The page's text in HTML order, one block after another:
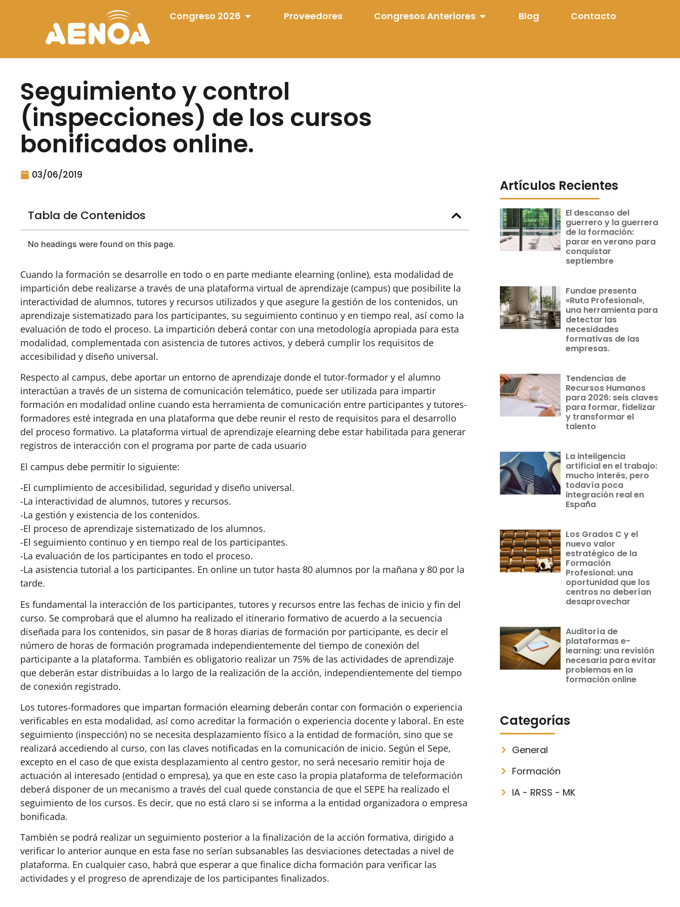
Congreso 2026 Proveedores Congresos Anteriores Blog Contacto
Seguimiento y control
(inspecciones) de los cursos
bonificados online.
03/06/2019
Tabla de Contenidos
No headings were found on this page.
Cuando la formación se desarrolle en todo o en parte mediante elearning (online), esta modalidad de
impartición debe realizarse a través de una plataforma virtual de aprendizaje (campus) que posibilite la
interactividad de alumnos, tutores y recursos utilizados y que asegure la gestión de los contenidos, un
aprendizaje sistematizado para los participantes, su seguimiento continuo y en tiempo real, así como la
evaluación de todo el proceso. La impartición deberá contar con una metodología apropiada para esta
modalidad, complementada con asistencia de tutores activos, y deberá cumplir los requisitos de
accesibilidad y diseño universal.
Respecto al campus, debe aportar un entorno de aprendizaje donde el tutor-formador y el alumno
interactúan a través de un sistema de comunicación telemático, puede ser utilizada para impartir
formación en modalidad online cuando esta herramienta de comunicación entre participantes y tutores-
formadores esté integrada en una plataforma que debe reunir el resto de requisitos para el desarrollo
del proceso formativo. La plataforma virtual de aprendizaje elearning debe estar habilitada para generar
registros de interacción con el programa por parte de cada usuario
El campus debe permitir lo siguiente:
-El cumplimiento de accesibilidad, seguridad y diseño universal.
-La interactividad de alumnos, tutores y recursos.
-La gestión y existencia de los contenidos.
-El proceso de aprendizaje sistematizado de los alumnos.
-El seguimiento continuo y en tiempo real de los participantes.
-La evaluación de los participantes en todo el proceso.
-La asistencia tutorial a los participantes. En online un tutor hasta 80 alumnos por la mañana y 80 por la
tarde.
Es fundamental la interacción de los participantes, tutores y recursos entre las fechas de inicio y fin del
curso. Se comprobará que el alumno ha realizado el itinerario formativo de acuerdo a la secuencia
diseñada para los contenidos, sin pasar de 8 horas diarias de formación por participante, es decir el
número de horas de formación programada independientemente del tiempo de conexión del
participante a la plataforma. También es obligatorio realizar un 75% de las actividades de aprendizaje
que deberán estar distribuidas a lo largo de la realización de la acción, independientemente del tiempo
de conexión registrado.
Los tutores-formadores que impartan formación elearning deberán contar con formación o experiencia
verificables en esta modalidad, así como acreditar la formación o experiencia docente y laboral. En este
seguimiento (inspección) no se necesita desplazamiento físico a la entidad de formación, sino que se
realizará accediendo al curso, con las claves notificadas en la comunicación de inicio. Según el Sepe,
excepto en el caso de que exista desplazamiento al centro gestor, no será necesario remitir hoja de
actuación al interesado (entidad o empresa), ya que en este caso la propia plataforma de teleformación
deberá disponer de un mecanismo a través del cual quede constancia de que el SEPE ha realizado el
seguimiento de los cursos. Es decir, que no está claro si se informa a la entidad organizadora o empresa
bonificada.
También se podrá realizar un seguimiento posterior a la finalización de la acción formativa, dirigido a
verificar lo anterior aunque en esta fase no serían subsanables las desviaciones detectadas a nivel de
plataforma. En cualquier caso, habrá que esperar a que finalice dicha formación para verificar las
actividades y el progreso de aprendizaje de los participantes finalizados.
Artículos Recientes
El descanso del
guerrero y la guerrera
de la formación:
parar en verano para
conquistar
septiembre
Fundae presenta
«Ruta Profesional»,
una herramienta para
detectar las
necesidades
formativas de las
empresas.
Tendencias de
Recursos Humanos
para 2026: seis claves
para formar, fidelizar
y transformar el
talento
La inteligencia
artificial en el trabajo:
mucho interés, pero
todavía poca
integración real en
España
Los Grados C y el
nuevo valor
estratégico de la
Formación
Profesional: una
oportunidad que los
centros no deberían
desaprovechar
Auditoría de
plataformas e-
learning: una revisión
necesaria para evitar
problemas en la
formación online
Categorías
General
Formación
IA - RRSS - MK